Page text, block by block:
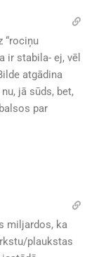
“rociņu
ir stabila- ej, vēl
atgādina
jā sūds, bet,
par
miljardos, ka
plaukstas